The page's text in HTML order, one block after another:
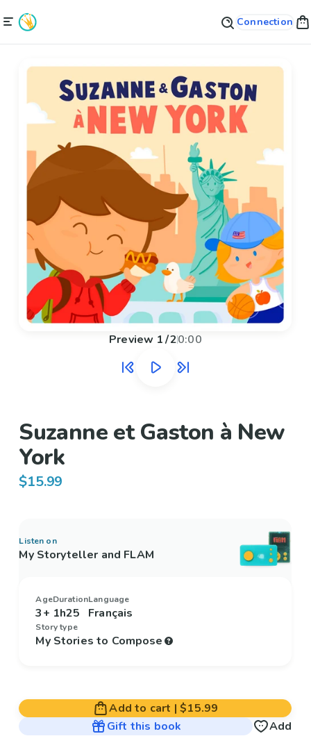
Connection
Preview 1/20:00
Suzanne et Gaston à New
York
$15.99
Listen on
My Storyteller and FLAM
Age
3+
Duration
1h25
Language
Français
Story type
My Stories to Compose
Add to cart |$15.99
Gift this book
Add